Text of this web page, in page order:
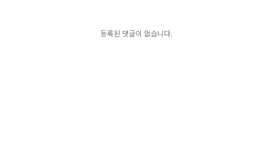
등록된 댓글이 없습니다.